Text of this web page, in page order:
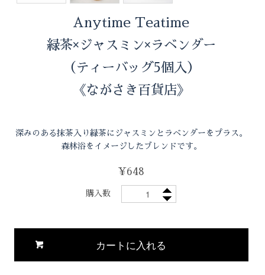
Anytime Teatime
緑茶×ジャスミン×ラベンダー
（ティーバッグ5個入）
《ながさき百貨店》
深みのある抹茶入り緑茶にジャスミンとラベンダーをプラス。
森林浴をイメージしたブレンドです。
¥648
購入数